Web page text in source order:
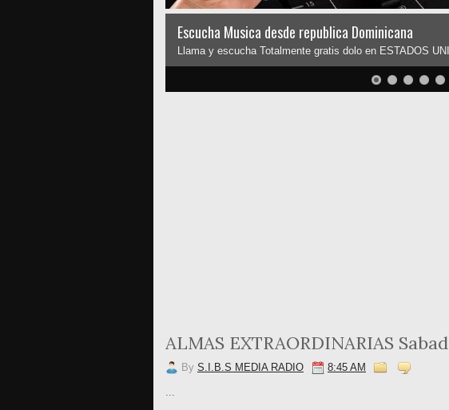
Escucha Musica desde republica Dominicana
Llama y escucha Totalmente gratis dolo en ESTADOS
ALMAS EXTRAORDINARIAS
By S.I.B.S MEDIA RADIO 8:45 AM
...